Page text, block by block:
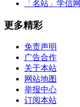
「名站」 学信网
更多精彩
免责声明
广告合作
关于本站
网站地图
举报中心
订阅本站